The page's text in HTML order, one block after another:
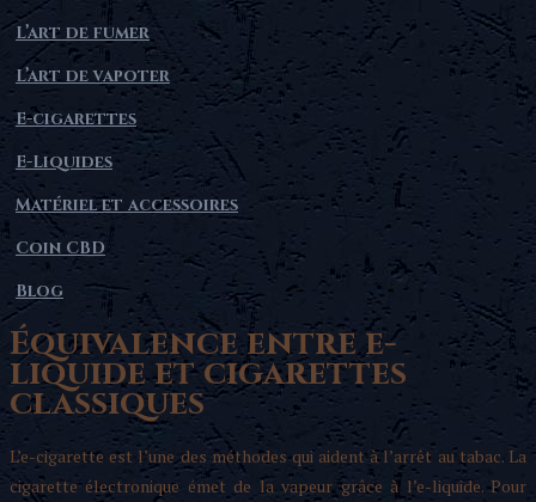
L’art de fumer
L’art de vapoter
E-cigarettes
E-Liquides
Matériel et accessoires
Coin CBD
Blog
Équivalence entre e-
liquide et cigarettes
classiques
L’e-cigarette est l’une des méthodes qui aident à l’arrêt au tabac. La
cigarette électronique émet de la vapeur grâce à l’e-liquide. Pour